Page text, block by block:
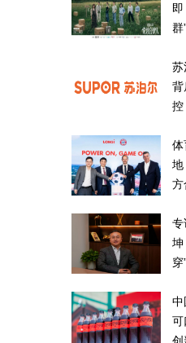
群
苏
背
控
体
地
方
专
坤
穿
中
可